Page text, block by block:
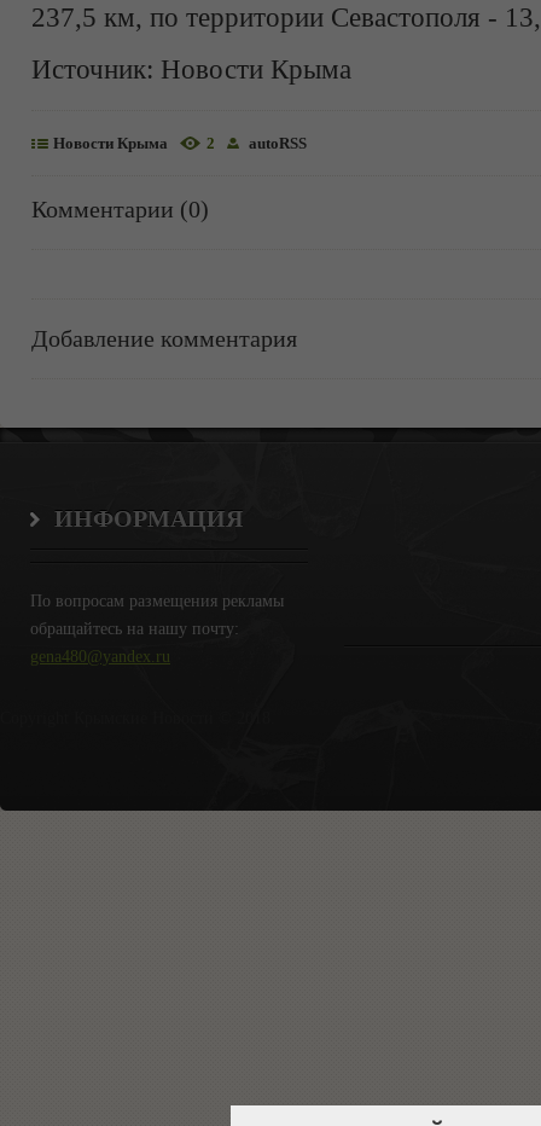
237,5 км, по территории Севастополя -
Источник: Новости Крыма
Новости Крыма 2 autoRSS
Комментарии (0)
Добавление комментария
ИНФОРМАЦИЯ
По вопросам размещения рекламы
обращайтесь на нашу почту:
gena480@yandex.ru